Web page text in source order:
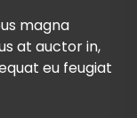
magna
at auctor in,
eu feugiat